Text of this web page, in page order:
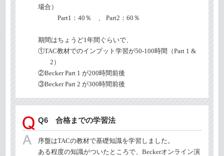
場合）
Part1： 40 ％ 、 Part2 ： 60 ％
期間はちょうど1年間ぐらいで、
①TAC教材でのインプット学習が50-100時間（Part 1 &
2 ）
②Becker Part 1 が200時間前後
③Becker Part 2 が300時間前後
Q6 合格までの学習法
序盤はTACの教材で基礎知識を学習しました。
ある程度の知識がついたところで、 Beckerオンライン演